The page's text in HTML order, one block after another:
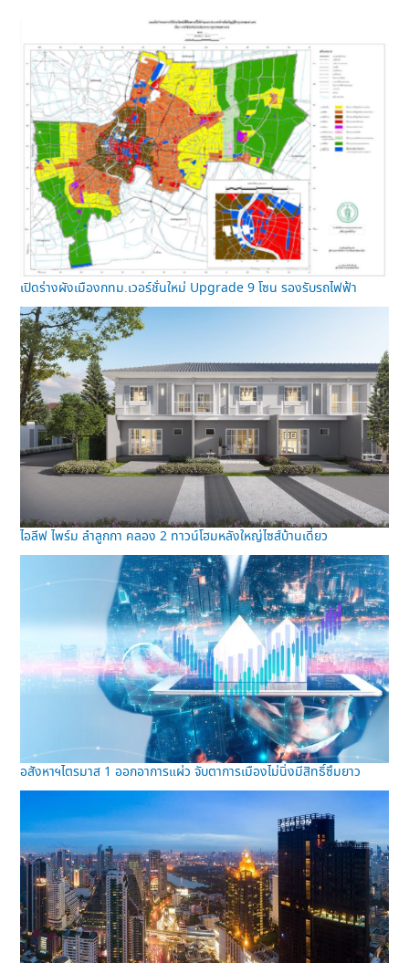
เปิดร่างผังเมืองกทม.เวอร์ชั่นใหม่ Upgrade 9 โซน รองรับรถไฟฟ้า
ไอลีฟ ไพร์ม ลำลูกกา คลอง 2 ทาวน์โฮมหลังใหญ่ไซส์บ้านเดี่ยว
อสังหาฯไตรมาส 1 ออกอาการแผ่ว จับตาการเมืองไม่นิ่งมีสิทธิ์ซึมยาว